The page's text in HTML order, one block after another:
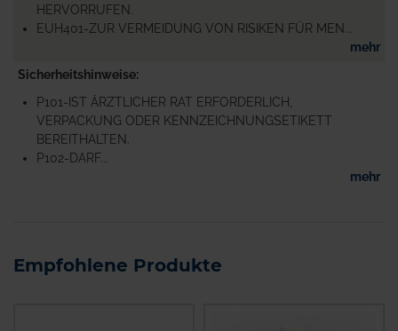
HERVORRUFEN.
EUH401-ZUR VERMEIDUNG VON RISIKEN FÜR MEN...
mehr
Sicherheitshinweise
P101-IST ÄRZTLICHER RAT ERFORDERLICH,
VERPACKUNG ODER KENNZEICHNUNGSETIKETT
BEREITHALTEN.
P102-DARF...
mehr
Empfohlene Produkte